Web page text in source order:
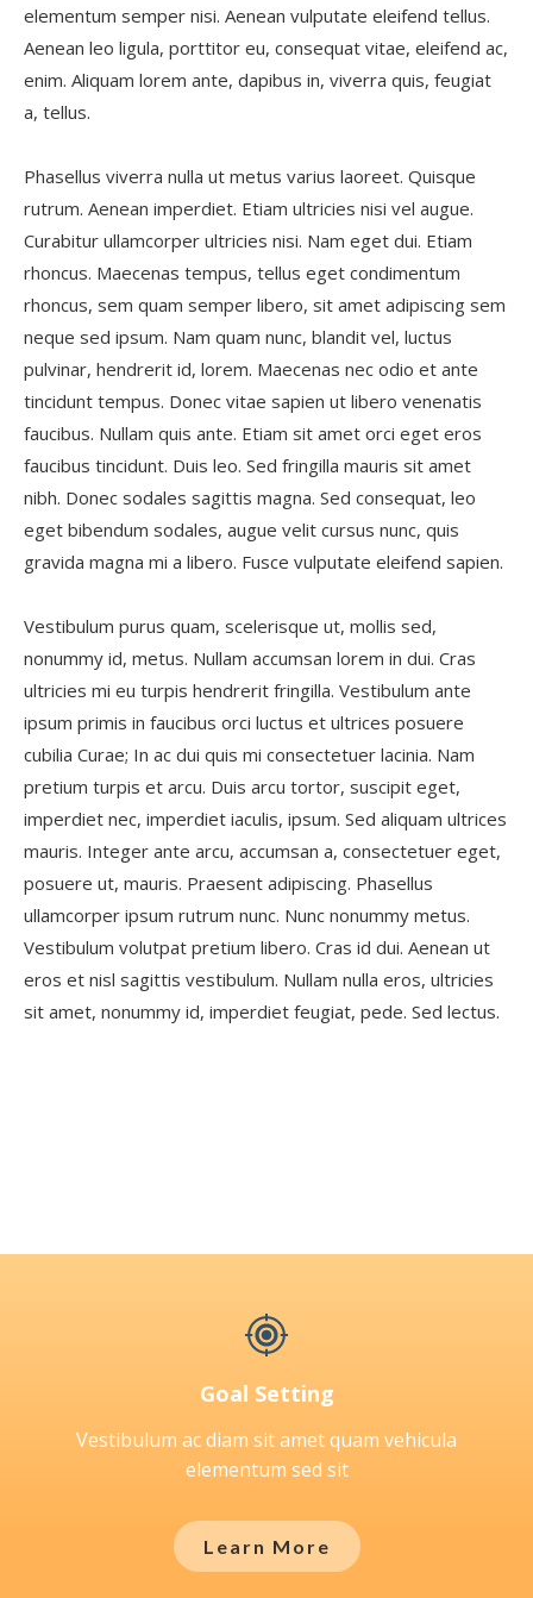
elementum semper nisi. Aenean vulputate eleifend tellus.
Aenean leo ligula, porttitor eu, consequat vitae, eleifend ac,
enim. Aliquam lorem ante, dapibus in, viverra quis, feugiat
a, tellus.
Phasellus viverra nulla ut metus varius laoreet. Quisque
rutrum. Aenean imperdiet. Etiam ultricies nisi vel augue.
Curabitur ullamcorper ultricies nisi. Nam eget dui. Etiam
rhoncus. Maecenas tempus, tellus eget condimentum
rhoncus, sem quam semper libero, sit amet adipiscing sem
neque sed ipsum. Nam quam nunc, blandit vel, luctus
pulvinar, hendrerit id, lorem. Maecenas nec odio et ante
tincidunt tempus. Donec vitae sapien ut libero venenatis
faucibus. Nullam quis ante. Etiam sit amet orci eget eros
faucibus tincidunt. Duis leo. Sed fringilla mauris sit amet
nibh. Donec sodales sagittis magna. Sed consequat, leo
eget bibendum sodales, augue velit cursus nunc, quis
gravida magna mi a libero. Fusce vulputate eleifend sapien.
Vestibulum purus quam, scelerisque ut, mollis sed,
nonummy id, metus. Nullam accumsan lorem in dui. Cras
ultricies mi eu turpis hendrerit fringilla. Vestibulum ante
ipsum primis in faucibus orci luctus et ultrices posuere
cubilia Curae; In ac dui quis mi consectetuer lacinia. Nam
pretium turpis et arcu. Duis arcu tortor, suscipit eget,
imperdiet nec, imperdiet iaculis, ipsum. Sed aliquam ultrices
mauris. Integer ante arcu, accumsan a, consectetuer eget,
posuere ut, mauris. Praesent adipiscing. Phasellus
ullamcorper ipsum rutrum nunc. Nunc nonummy metus.
Vestibulum volutpat pretium libero. Cras id dui. Aenean ut
eros et nisl sagittis vestibulum. Nullam nulla eros, ultricies
sit amet, nonummy id, imperdiet feugiat, pede. Sed lectus.
Goal Setting
Vestibulum ac diam sit amet quam vehicula
elementum sed sit
Learn More